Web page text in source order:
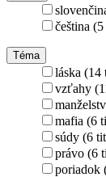
čeština
Téma
láska (14
vzťahy
mafia (6
súdy (6
právo (6
poriadok